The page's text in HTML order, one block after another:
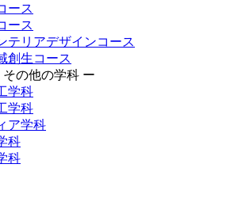
ース
ース
テリアデザインコース
創生コース
その他の学科 ー
学科
学科
ア学科
科
科